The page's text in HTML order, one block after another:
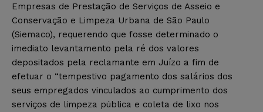
Empresas de Prestação de Serviços de Asseio e
Conservação e Limpeza Urbana de São Paulo
(Siemaco), requerendo que fosse determinado o
imediato levantamento pela ré dos valores
depositados pela reclamante em Juízo a fim de
efetuar o “tempestivo pagamento dos salários dos
seus empregados vinculados ao cumprimento dos
serviços de limpeza pública e coleta de lixo nos